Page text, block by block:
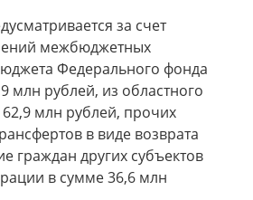
за счет
межбюджетных
Федерального фонда
млн рублей, из областного
млн рублей, прочих
в виде возврата
граждан других субъектов
в сумме 36,6 млн